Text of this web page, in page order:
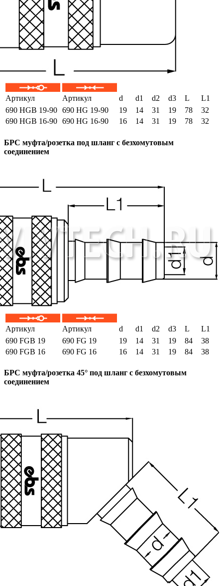
Артикул Артикул d d1 d2 d3 L
L1
690 HGB 19-90 690 HG 19-90 19 14 31 19 78
32
690 HGB 16-90 690 HG 16-90 16 14 31 19 78 32
БРС муфта/розетка под шланг с безхомутовым
соединением
Артикул Артикул d d1 d2 d3 L
L1
690 FGB 19
690 FG 19 19 14 31 19 84
38
690 FGB 16
690 FG 16 16 14 31 19 84 38
БРС муфта/розетка 45° под шланг с безхомутовым
соединением